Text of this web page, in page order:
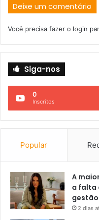
Deixe um comentário
Você precisa fazer o login
Siga-nos
0
Inscritos
Popular
A
a falta
2 dias